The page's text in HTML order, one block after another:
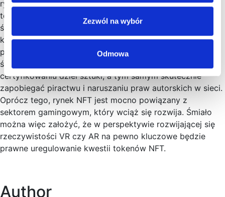
Zezwól na wybór
Odmowa
rynku NFT spowoduje, że entuzjaści wykorzystywania tej
technologii zaczną podchodzić do niej z większą
świadomością i zyska ona nie tylko w wymiarze
kolekcjonowania dóbr cyfrowych, ale także w ich
praktycznej ochronie. W miarę postępującej cyfryzacji
świata, tokeny NFT mogą znaleźć zastosowanie w
certyfikowaniu dzieł sztuki, a tym samym skutecznie
zapobiegać piractwu i naruszaniu praw autorskich w sieci.
Oprócz tego, rynek NFT jest mocno powiązany z
sektorem gamingowym, który wciąż się rozwija. Śmiało
można więc założyć, że w perspektywie rozwijającej się
rzeczywistości VR czy AR na pewno kluczowe będzie
prawne uregulowanie kwestii tokenów NFT.
Author